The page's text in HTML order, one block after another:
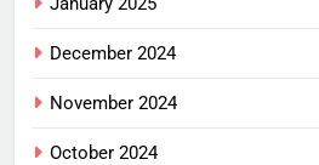
December 2024
November 2024
October 2024